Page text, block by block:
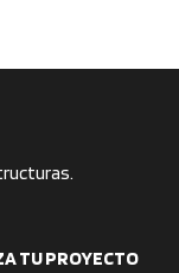
TU PROYECTO